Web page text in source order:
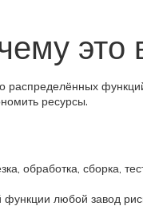
это
распределённых
ресурсы.
обработка, сборка,
любой завод